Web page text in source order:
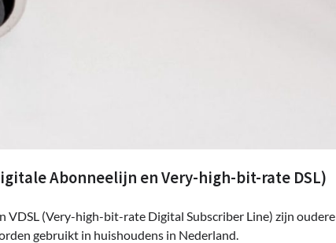
Abonneelijn en Very-high-bit-rate DSL)
VDSL (Very-high-bit-rate Digital Subscriber Line) zijn oudere
gebruikt in huishoudens in Nederland.